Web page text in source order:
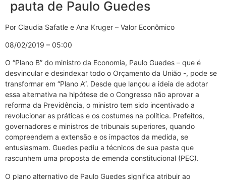
pauta de Paulo Guedes
Por Claudia Safatle e Ana Kruger – Valor Econômico
08/02/2019 – 05:00
O “Plano B” do ministro da Economia, Paulo Guedes – que é
desvincular e desindexar todo o Orçamento da União -, pode se
transformar em “Plano A”. Desde que lançou a ideia de adotar
essa alternativa na hipótese de o Congresso não aprovar a
reforma da Previdência, o ministro tem sido incentivado a
revolucionar as práticas e os costumes na política. Prefeitos,
governadores e ministros de tribunais superiores, quando
compreendem a extensão e os impactos da medida, se
entusiasmam. Guedes pediu a técnicos de sua pasta que
rascunhem uma proposta de emenda constitucional (PEC).
O plano alternativo de Paulo Guedes significa atribuir ao